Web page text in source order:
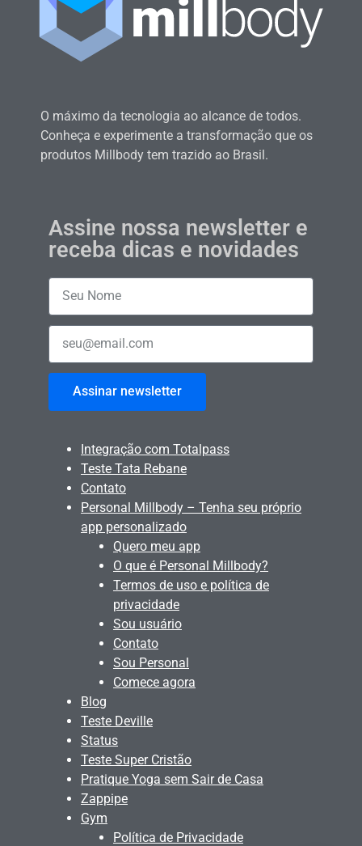
O máximo da tecnologia ao alcance de todos.
Conheça e experimente a transformação que os
produtos Millbody tem trazido ao Brasil.
Assine nossa newsletter e
receba dicas e novidades
Assinar newsletter
Integração com Totalpass
Teste Tata Rebane
Contato
Personal Millbody – Tenha seu próprio
app personalizado
Quero meu app
O que é Personal Millbody?
Termos de uso e política de
privacidade
Sou usuário
Contato
Sou Personal
Comece agora
Blog
Teste Deville
Status
Teste Super Cristão
Pratique Yoga sem Sair de Casa
Zappipe
Gym
Política de Privacidade